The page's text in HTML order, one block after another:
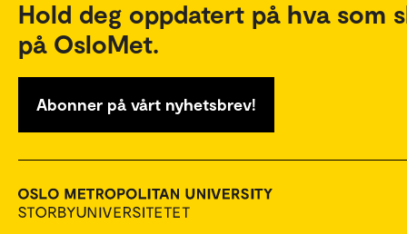
Hold deg oppdatert på hva som
på OsloMet.
Abonner på vårt nyhetsbrev!